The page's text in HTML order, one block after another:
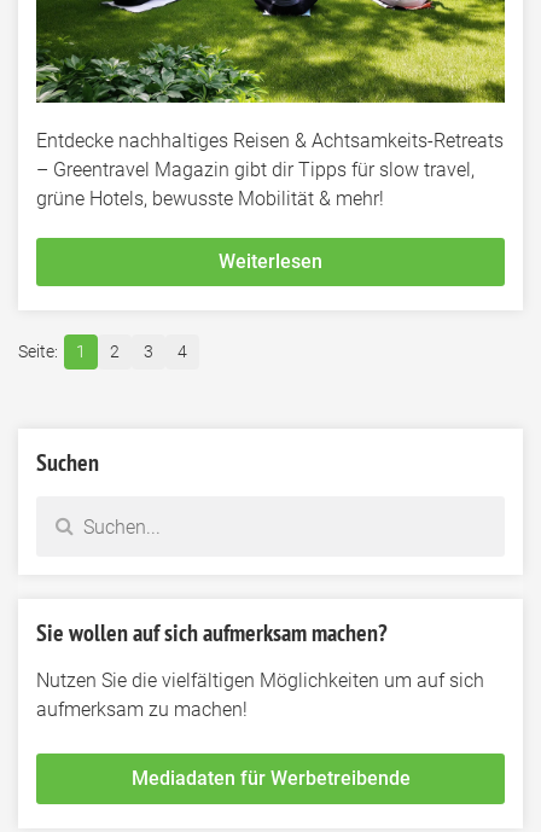
Entdecke nachhaltiges Reisen & Achtsamkeits-Retreats
– Greentravel Magazin gibt dir Tipps für slow travel,
grüne Hotels, bewusste Mobilität & mehr!
Weiterlesen
1 2 3 4
Suchen
Sie wollen auf sich aufmerksam machen?
Nutzen Sie die vielfältigen Möglichkeiten um auf sich
aufmerksam zu machen!
Mediadaten für Werbetreibende